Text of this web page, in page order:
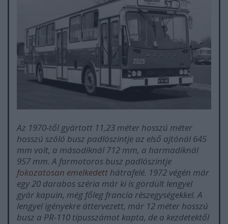
Az 1970-től gyártott 11,23 méter hosszú méter
hosszú szóló busz padlószintje az első ajtónál 645
mm volt, a másodiknál 712 mm, a harmadiknál
957 mm. A farmotoros busz padlószintje
fokozatosan emelkedett hátrafelé. 1972 végén már
egy 20 darabos széria már ki is gördült lengyel
gyár kapuin, még főleg francia részegységekkel. A
lengyel igényekre áttervezett, már 12 méter hosszú
busz a PR-110 típusszámot kapta, de a kezdetektől